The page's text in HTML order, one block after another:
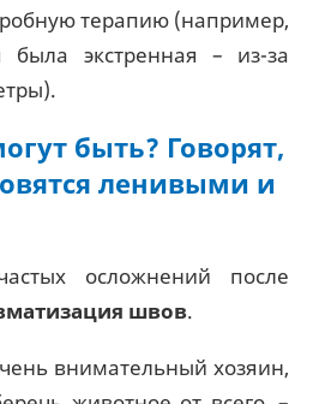
терапию (например,
была экстренная – из-за
быть? Говорят,
ленивыми и
осложнений после
швов.
внимательный хозяин,